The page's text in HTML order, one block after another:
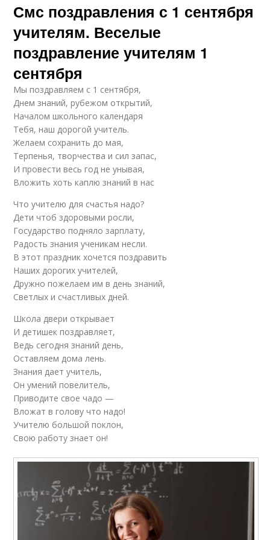
Смс поздравления с 1 сентября
учителям. Веселые
поздравление учителям 1
сентября
Мы поздравляем с 1 сентября,
Днем знаний, рубежом открытий,
Началом школьного календаря
Тебя, наш дорогой учитель.
Желаем сохранить до мая,
Терпенья, творчества и сил запас,
И провести весь год не унывая,
Вложить хоть каплю знаний в нас
Что учителю для счастья надо?
Дети чтоб здоровыми росли,
Государство подняло зарплату,
Радость знания ученикам несли.
В этот праздник хочется поздравить
Наших дорогих учителей,
Дружно пожелаем им в день знаний,
Светлых и счастливых дней.
Школа двери открывает
И детишек поздравляет,
Ведь сегодня знаний день,
Оставляем дома лень.
Знания дает учитель,
Он умений повелитель,
Приводите свое чадо —
Вложат в голову что надо!
Учителю большой поклон,
Свою работу знает он!